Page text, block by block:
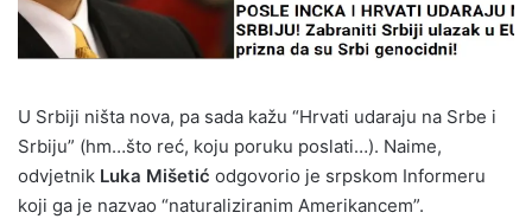
U Srbiji ništa nova, pa sada kažu “Hrvati udaraju na Srbe i
Srbiju” (hm…što reć, koju poruku poslati…). Naime,
odvjetnik Luka Mišetić odgovorio je srpskom Informeru
koji ga je nazvao “naturaliziranim Amerikancem”.